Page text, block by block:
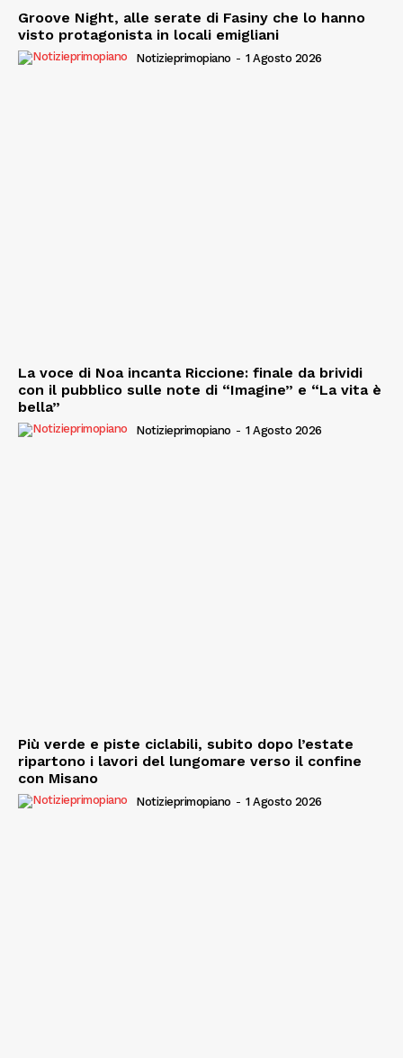
Groove Night, alle serate di Fasiny che lo hanno
visto protagonista in locali emigliani
Notizieprimopiano - 1 Agosto 2026
La voce di Noa incanta Riccione: finale da brividi
con il pubblico sulle note di “Imagine” e “La vita è
bella”
Notizieprimopiano - 1 Agosto 2026
Più verde e piste ciclabili, subito dopo l’estate
ripartono i lavori del lungomare verso il confine
con Misano
Notizieprimopiano - 1 Agosto 2026